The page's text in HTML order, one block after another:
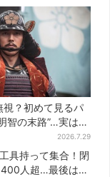
視？初めて見るパ
智の末路”…実は、
もない！？【豊臣
2026.7.29
具持って集合！閉
400人超…最後は